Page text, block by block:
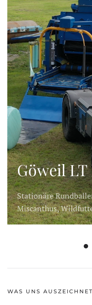
Göweil
Stationäre
Miscanthus,
WAS UNS